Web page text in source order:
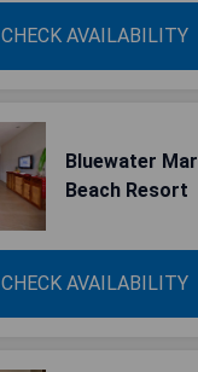
CHECK AVAILABILITY
Bluewater
Beach Resort
CHECK AVAILABILITY